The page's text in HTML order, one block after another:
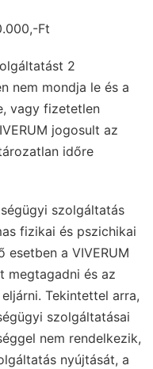
Ft
2
nem mondja le és a
vagy fizetetlen
jogosult az
időre
szolgáltatás
fizikai és pszichikai
esetben a VIVERUM
megtagadni és az
Tekintettel arra,
szolgáltatásai
nem rendelkezik,
nyújtását, a